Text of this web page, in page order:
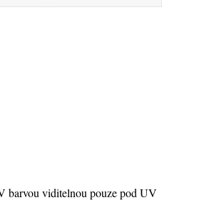
barvou viditelnou pouze pod UV